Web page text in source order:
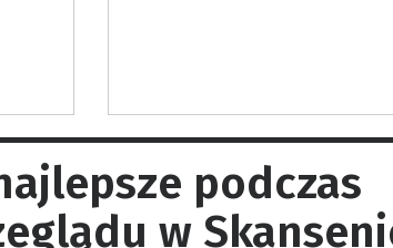
podczas
w